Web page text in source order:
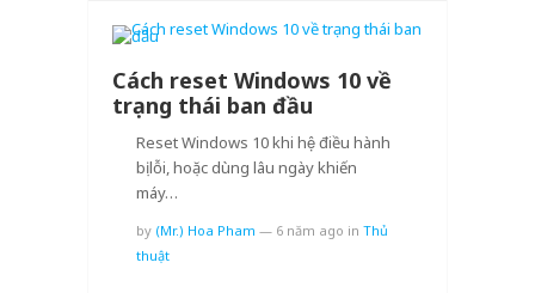
Cách reset Windows 10 về
trạng thái ban đầu
Reset Windows 10 khi hệ điều hành
bị lỗi, hoặc dùng lâu ngày khiến
máy…
by (Mr.) Hoa Pham — 6 năm ago in Thủ
thuật